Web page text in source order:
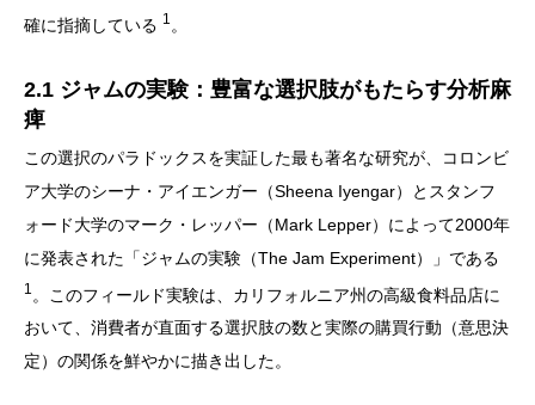
確に指摘している 1 。
2.1 ジャムの実験：豊富な選択肢がもたらす分析麻
痺
この選択のパラドックスを実証した最も著名な研究が、コロンビ
ア大学のシーナ・アイエンガー（Sheena Iyengar）とスタンフ
ォード大学のマーク・レッパー（Mark Lepper）によって2000年
に発表された「ジャムの実験（The Jam Experiment）」である
1 。このフィールド実験は、カリフォルニア州の高級食料品店に
おいて、消費者が直面する選択肢の数と実際の購買行動（意思決
定）の関係を鮮やかに描き出した。